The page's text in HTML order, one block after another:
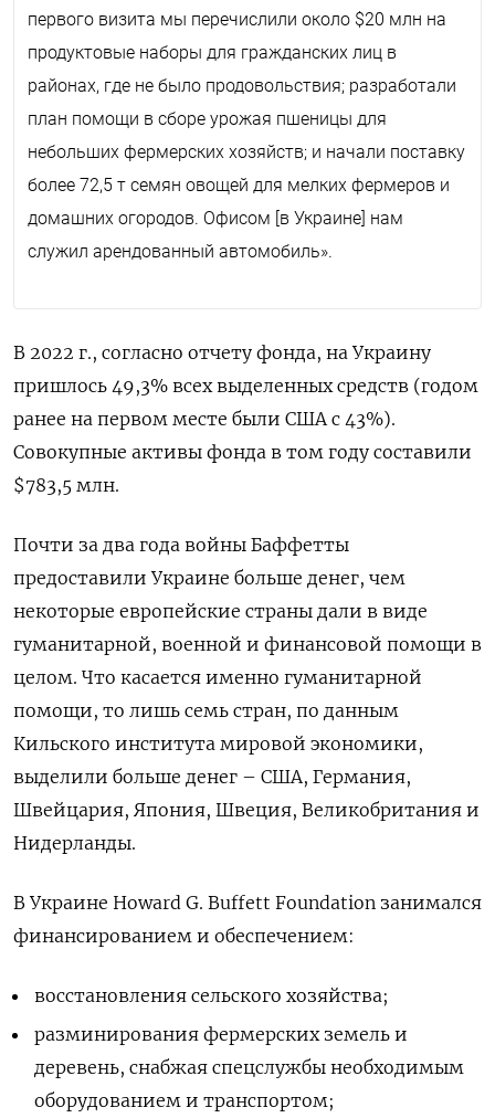
первого визита мы перечислили около $20 млн на
продуктовые наборы для гражданских лиц в
районах, где не было продовольствия; разработали
план помощи в сборе урожая пшеницы для
небольших фермерских хозяйств; и начали поставку
более 72,5 т семян овощей для мелких фермеров и
домашних огородов. Офисом [в Украине] нам
служил арендованный автомобиль».
В 2022 г., согласно отчету фонда, на Украину
пришлось 49,3% всех выделенных средств (годом
ранее на первом месте были США с 43%).
Совокупные активы фонда в том году составили
$783,5 млн.
Почти за два года войны Баффетты
предоставили Украине больше денег, чем
некоторые европейские страны дали в виде
гуманитарной, военной и финансовой помощи в
целом. Что касается именно гуманитарной
помощи, то лишь семь стран, по данным
Кильского института мировой экономики,
выделили больше денег – США, Германия,
Швейцария, Япония, Швеция, Великобритания и
Нидерланды.
В Украине Howard G. Buffett Foundation занимался
финансированием и обеспечением:
восстановления сельского хозяйства;
разминирования фермерских земель и
деревень, снабжая спецслужбы необходимым
оборудованием и транспортом;